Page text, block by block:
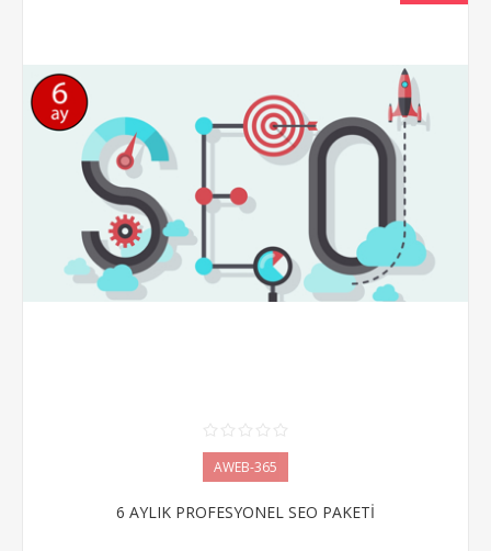
AWEB-365
6 AYLIK PROFESYONEL SEO PAKETİ